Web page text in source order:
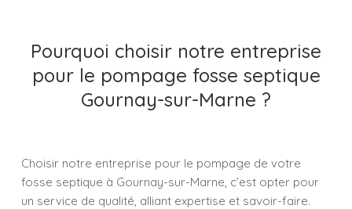
Pourquoi choisir notre entreprise
pour le pompage fosse septique
Gournay-sur-Marne ?
Choisir notre entreprise pour le pompage de votre
fosse septique à Gournay-sur-Marne, c’est opter pour
un service de qualité, alliant expertise et savoir-faire.